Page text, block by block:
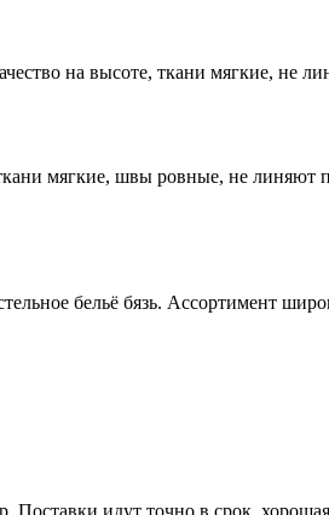
на высоте, ткани мягкие, не
мягкие, швы ровные, не линяют
бельё бязь. Ассортимент
Поставки идут точно в срок,